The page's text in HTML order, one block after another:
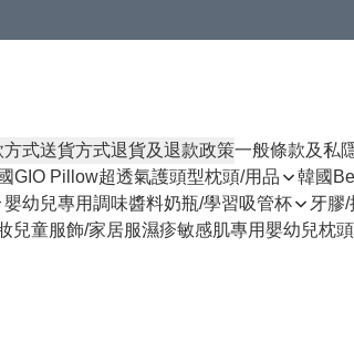
方式送貨方式退貨及退款政策一般條款及私
GIO Pillow超透氣護頭型枕頭/用品 韓國
嬰幼兒專用調味醬料奶瓶/學習吸管杯 牙膠/
兒童服飾/家居服濕疹敏感肌專用嬰幼兒枕